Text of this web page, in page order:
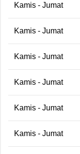
Kamis - Jumat
Kamis - Jumat
Kamis - Jumat
Kamis - Jumat
Kamis - Jumat
Kamis - Jumat